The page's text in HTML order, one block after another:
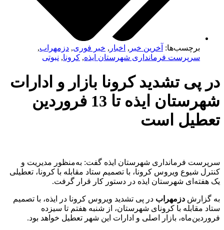
برچسب‌ها: آخرین خبر , اخبار , خبر فوری, دزمهراب,
سرپرست فرمانداری شهرستان ایذه, کرونا, نبوتی
️در پی تشدید کرونا بازار و ادارات
شهرستان ایذه تا 13 فروردین
تعطیل است
سرپرست فرمانداری شهرستان ایذه گفت: به‌منظور مدیریت و
کنترل شیوع ویروس کرونا، با تصمیم ستاد مقابله با کرونا، تعطیلی
یک‌ هفته‌ای شهرستان ایذه در دستور کار قرار گرفت.
به گزارش دزمهراب در پی تشدید ویروس کرونا در ایذه، با تصمیم
ستاد مقابله با کرونای شهرستان، از شنبه هفتم تا سیزده
فروردین‌ماه، بازار اصلی و ادارات این شهر تعطیل خواهد بود.